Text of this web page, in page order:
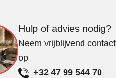
Hulp of advies nodig?
Neem vrijblijvend contact
op
+32 47 99 544 70